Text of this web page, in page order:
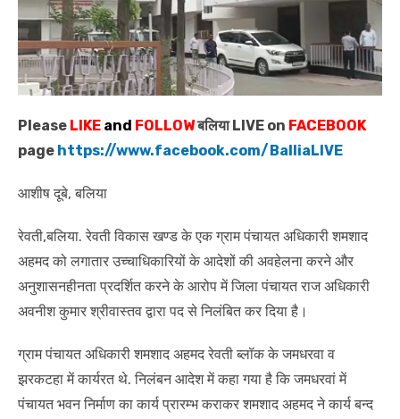
Please LIKE and FOLLOWबलिया LIVE on FACEBOOK
page https://www.facebook.com/BalliaLIVE
आशीष दूबे, बलिया
रेवती,बलिया. रेवती विकास खण्ड के एक ग्राम पंचायत अधिकारी शमशाद
अहमद को लगातार उच्चाधिकारियों के आदेशों की अवहेलना करने और
अनुशासनहीनता प्रदर्शित करने के आरोप में जिला पंचायत राज अधिकारी
अवनीश कुमार श्रीवास्तव द्वारा पद से निलंबित कर दिया है।
ग्राम पंचायत अधिकारी शमशाद अहमद रेवती ब्लॉक के जमधरवा व
झरकटहा में कार्यरत थे. निलंबन आदेश में कहा गया है कि जमधरवां में
पंचायत भवन निर्माण का कार्य प्रारम्भ कराकर शमशाद अहमद ने कार्य बन्द